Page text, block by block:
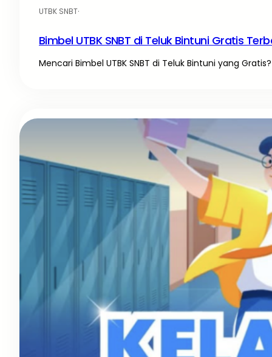
UTBK SNBT·
Bimbel UTBK SNBT di Teluk Bintuni Gratis
Mencari Bimbel UTBK SNBT di Teluk Bintuni yang